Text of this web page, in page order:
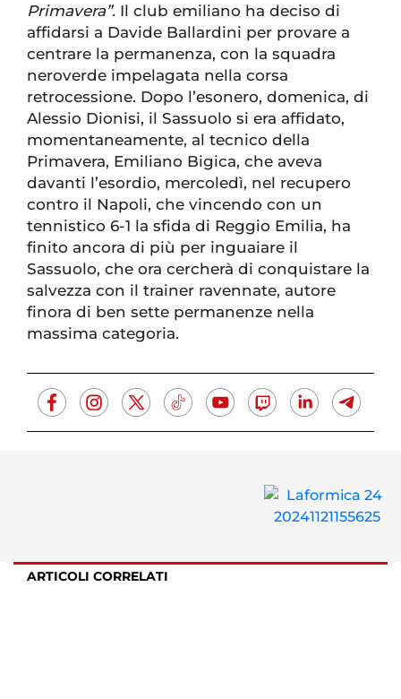
Primavera”. Il club emiliano ha deciso di
affidarsi a Davide Ballardini per provare a
centrare la permanenza, con la squadra
neroverde impelagata nella corsa
retrocessione. Dopo l’esonero, domenica, di
Alessio Dionisi, il Sassuolo si era affidato,
momentaneamente, al tecnico della
Primavera, Emiliano Bigica, che aveva
davanti l’esordio, mercoledì, nel recupero
contro il Napoli, che vincendo con un
tennistico 6-1 la sfida di Reggio Emilia, ha
finito ancora di più per inguaiare il
Sassuolo, che ora cercherà di conquistare la
salvezza con il trainer ravennate, autore
finora di ben sette permanenze nella
massima categoria.
ARTICOLI CORRELATI